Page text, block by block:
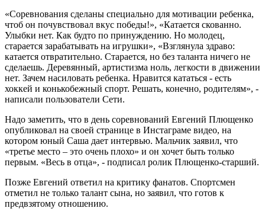
«Соревнования сделаны специально для мотивации ребенка,
чтоб он почувствовал вкус победы!», «Катается скованно.
Улыбки нет. Как будто по принуждению. Но молодец,
старается зарабатывать на игрушки», «Взглянула здраво:
катается отвратительно. Старается, но без таланта ничего не
сделаешь. Деревянный, артистизма ноль, легкости в движении
нет. Зачем насиловать ребенка. Нравится кататься - есть
хоккей и конькобежный спорт. Решать, конечно, родителям», -
написали пользователи Сети.
Надо заметить, что в день соревнований Евгений Плющенко
опубликовал на своей странице в Инстаграме видео, на
котором юный Саша дает интервью. Мальчик заявил, что
«третье место – это очень плохо» и он хочет быть только
первым. «Весь в отца», - подписал ролик Плющенко-старший.
Позже Евгений ответил на критику фанатов. Спортсмен
отметил не только талант сына, но заявил, что готов к
предвзятому отношению.